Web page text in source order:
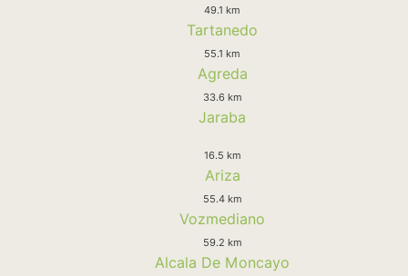
49.1 km
Tartanedo
55.1 km
Agreda
33.6 km
Jaraba
16.5 km
Ariza
55.4 km
Vozmediano
59.2 km
Alcala De Moncayo